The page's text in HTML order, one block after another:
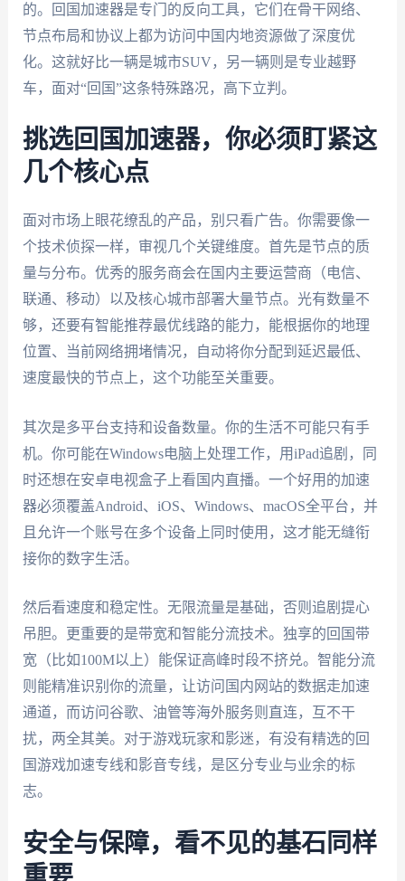
的。回国加速器是专门的反向工具，它们在骨干网络、
节点布局和协议上都为访问中国内地资源做了深度优
化。这就好比一辆是城市SUV，另一辆则是专业越野
车，面对“回国”这条特殊路况，高下立判。
挑选回国加速器，你必须盯紧这
几个核心点
面对市场上眼花缭乱的产品，别只看广告。你需要像一
个技术侦探一样，审视几个关键维度。首先是节点的质
量与分布。优秀的服务商会在国内主要运营商（电信、
联通、移动）以及核心城市部署大量节点。光有数量不
够，还要有智能推荐最优线路的能力，能根据你的地理
位置、当前网络拥堵情况，自动将你分配到延迟最低、
速度最快的节点上，这个功能至关重要。
其次是多平台支持和设备数量。你的生活不可能只有手
机。你可能在Windows电脑上处理工作，用iPad追剧，同
时还想在安卓电视盒子上看国内直播。一个好用的加速
器必须覆盖Android、iOS、Windows、macOS全平台，并
且允许一个账号在多个设备上同时使用，这才能无缝衔
接你的数字生活。
然后看速度和稳定性。无限流量是基础，否则追剧提心
吊胆。更重要的是带宽和智能分流技术。独享的回国带
宽（比如100M以上）能保证高峰时段不挤兑。智能分流
则能精准识别你的流量，让访问国内网站的数据走加速
通道，而访问谷歌、油管等海外服务则直连，互不干
扰，两全其美。对于游戏玩家和影迷，有没有精选的回
国游戏加速专线和影音专线，是区分专业与业余的标
志。
安全与保障，看不见的基石同样